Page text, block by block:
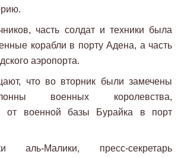
часть солдат и техники была
корабли в порту Адена, а часть
аэропорта.
что во вторник были замечены
военных королевства,
от военной базы Бурайка в порт
аль-Малики, пресс-секретарь